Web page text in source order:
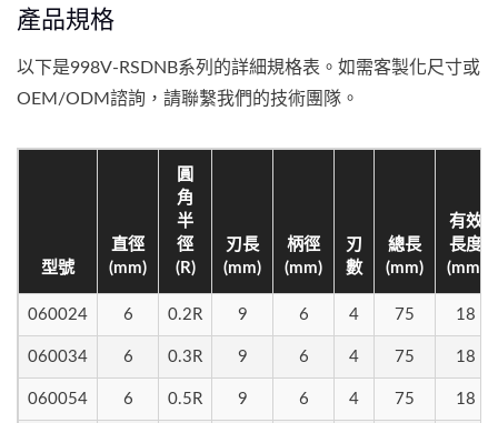
產品規格
以下是998V-RSDNB系列的詳細規格表。如需客製化尺寸或
OEM/ODM諮詢，請聯繫我們的技術團隊。
型號
直徑
(mm)
圓
角
半
徑
(R)
刃長
(mm)
柄徑
(mm)
刃
數
總長
(mm)
有效
長度
(mm)
060024 6 0.2R 9 6 4 75 18
060034 6 0.3R 9 6 4 75 18
060054 6 0.5R 9 6 4 75 18